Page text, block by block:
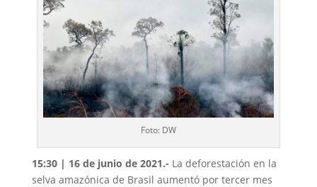
Foto: DW
15:30 | 16 de junio de 2021.- La deforestación en la
selva amazónica de Brasil aumentó por tercer mes